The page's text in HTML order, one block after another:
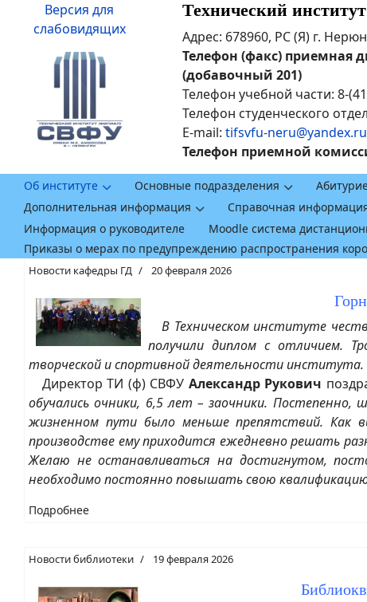
Версия для
слабовидящих
Технический
Адрес: 678960, РС (Я) г.
Телефон (факс) приемная
(добавочный 201)
Телефон учебной части: 8-
Телефон студенческого
E-mail: tifsvfu-neru@yandex.ru
Телефон приемной
Об институте Основные подразделения
Дополнительная информация
Справочная
Информация о руководителе
Moodle система
Приказы о мерах по предупреждению распространения
Новости кафедры ГД 20 февраля 2026
В Техническом институте
получили диплом с отличием.
творческой и спортивной деятельности института.
Директор ТИ (ф) СВФУ Александр Рукович
обучались очники, 6,5 лет – заочники.
жизненном пути было меньше препятствий. Как
производстве ему приходится ежедневно решать
Желаю не останавливаться на достигнутом,
необходимо постоянно повышать свою
Подробнее
Новости библиотеки 19 февраля 2026